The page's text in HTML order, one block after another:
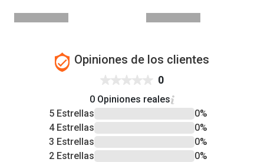
Opiniones de los clientes
0
0 Opiniones reales
5 Estrellas
0%
4 Estrellas
0%
3 Estrellas
0%
2 Estrellas
0%